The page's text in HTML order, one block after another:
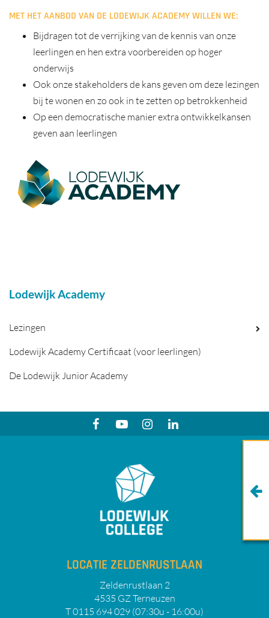
Lodewijk Academy
Lezingen
Lodewijk Academy Certificaat (voor leerlingen)
De Lodewijk Junior Academy
MET HET AANBOD VAN DE LODEWIJK ACADEMY WILLEN WE:
Bijdragen tot de verrijking van de kennis van onze
leerlingen en hen extra voorbereiden op hoger
onderwijs
Ook onze stakeholders de kans geven om deze lezingen
bij te wonen en zo ook in te zetten op betrokkenheid
Op een democratische manier extra ontwikkelkansen
geven aan leerlingen
LOCATIE ZELDENRUSTLAAN
Zeldenrustlaan 2
4535 GZ Terneuzen
T 0115 694 029 (07:30u - 16:00u)